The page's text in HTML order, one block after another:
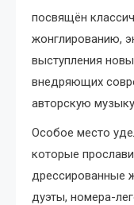
посвящён
жонглированию,
выступления
внедряющих
авторскую
Особое место
которые
дрессированные
дуэты, номера-